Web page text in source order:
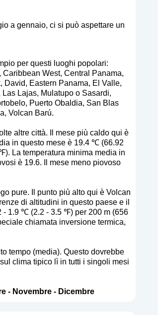
a gennaio, ci si può aspettare un
per questi luoghi popolari:
West, Central Panama,
Eastern Panama, El Valle,
Lajas, Mulatupo o Sasardi,
Puerto Obaldia, San Blas
Volcan Barú.
altre città. Il mese più caldo qui è
in questo mese è 19.4 ℃ (66.92
La temperatura minima media in
è 19.6. Il mese meno piovoso
pure. Il punto più alto qui è Volcan
di altitudini in questo paese e il
- 1.9 ℃ (2.2 - 3.5 ℉) per 200 m (656
chiamata inversione termica,
tempo (media). Questo dovrebbe
clima tipico lì in tutti i singoli mesi
- Novembre- Dicembre